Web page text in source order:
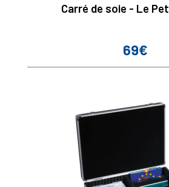
Carré de soie - Le
Prix
69€